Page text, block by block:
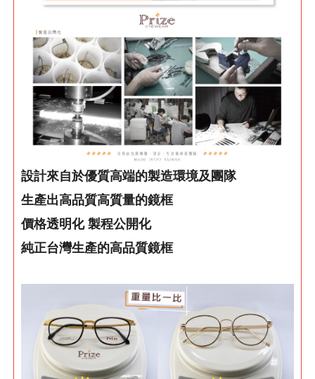
設計來自於優質高端的製造環境及團隊
生產出高品質高質量的鏡框
價格透明化 製程公開化
純正台灣生產的高品質鏡框